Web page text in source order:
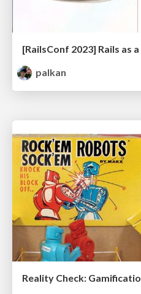
[RailsConf 2023] Rails as
palkan
Reality Check: